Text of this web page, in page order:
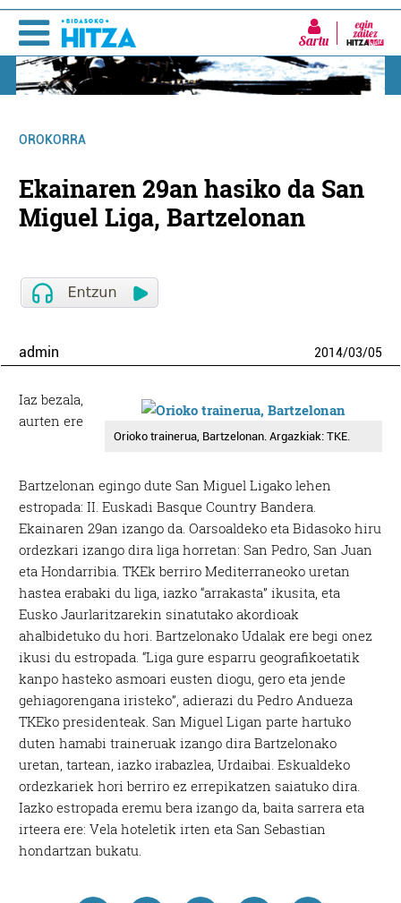
Sartu
OROKORRA
Ekainaren 29an hasiko da San
Miguel Liga, Bartzelonan
admin 2014/03/05
Orioko trainerua, Bartzelonan. Argazkiak: TKE.
Iaz bezala,
aurten ere
Bartzelonan egingo dute San Miguel Ligako lehen
estropada: II. Euskadi Basque Country Bandera.
Ekainaren 29an izango da. Oarsoaldeko eta Bidasoko hiru
ordezkari izango dira liga horretan: San Pedro, San Juan
eta Hondarribia. TKEk berriro Mediterraneoko uretan
hastea erabaki du liga, iazko “arrakasta” ikusita, eta
Eusko Jaurlaritzarekin sinatutako akordioak
ahalbidetuko du hori. Bartzelonako Udalak ere begi onez
ikusi du estropada. “Liga gure esparru geografikoetatik
kanpo hasteko asmoari eusten diogu, gero eta jende
gehiagorengana iristeko”, adierazi du Pedro Andueza
TKEko presidenteak. San Miguel Ligan parte hartuko
duten hamabi traineruak izango dira Bartzelonako
uretan, tartean, iazko irabazlea, Urdaibai. Eskualdeko
ordezkariek hori berriro ez errepikatzen saiatuko dira.
Iazko estropada eremu bera izango da, baita sarrera eta
irteera ere: Vela hoteletik irten eta San Sebastian
hondartzan bukatu.